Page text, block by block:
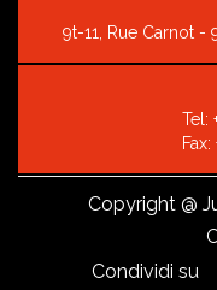
9t-11, Rue Carnot -
Tel:
Copyright@
Condividi su